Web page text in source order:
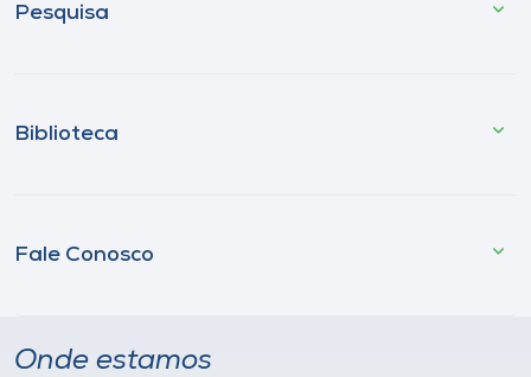
Pesquisa
Biblioteca
Fale Conosco
Onde estamos